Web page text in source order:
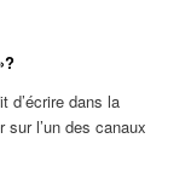
d’écrire dans la
l’un des canaux